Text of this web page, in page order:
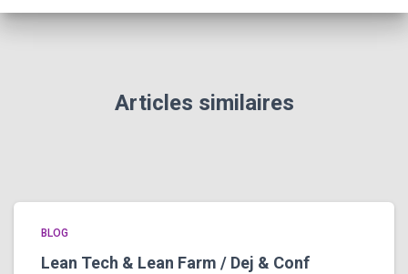
Articles similaires
BLOG
Lean Tech & Lean Farm / Dej & Conf